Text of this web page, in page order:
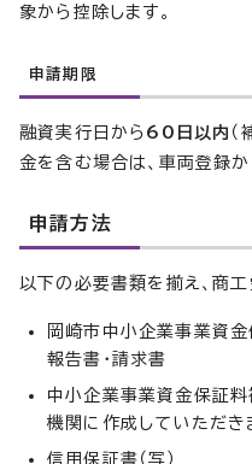
象から控除します。
申請期限
融資実行日から 60日以内
金を含む場合は、車両登録
申請方法
以下の必要書類を揃え、商
岡崎市中小企業事業資
報告書・請求書
中小企業事業資金保証
機関に作成していただき
信用保証書（写）